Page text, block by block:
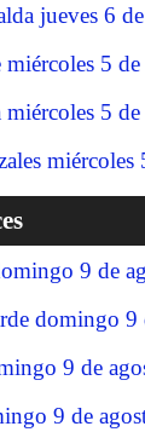
jueves 6
5
5
miércoles
9 de
domingo 9
9 de
9 de